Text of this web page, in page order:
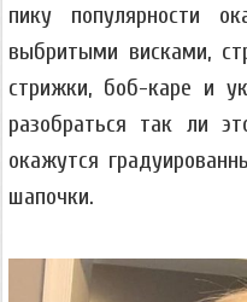
пику популярности
выбритыми висками,
стрижки, боб-каре и
разобраться так ли
окажутся
шапочки.